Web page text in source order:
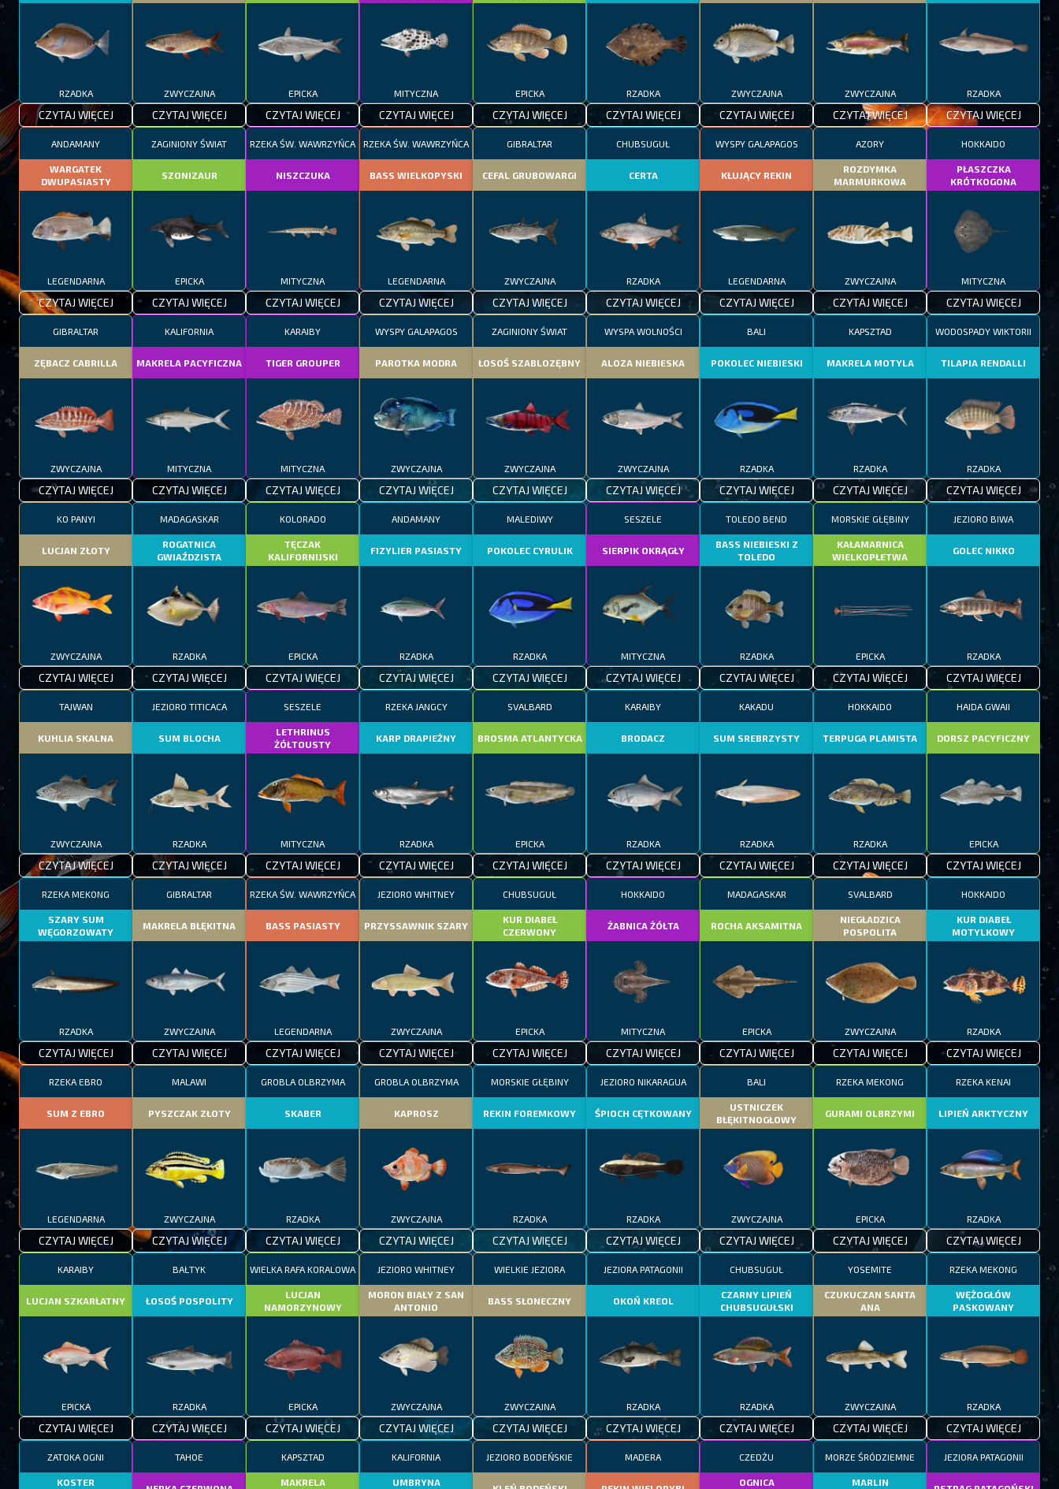
RZADKA
CZYTAJ WIĘCEJ
ZWYCZAJNA
CZYTAJ WIĘCEJ
EPICKA
CZYTAJ WIĘCEJ
MITYCZNA
CZYTAJ WIĘCEJ
EPICKA
CZYTAJ WIĘCEJ
RZADKA
CZYTAJ WIĘCEJ
ZWYCZAJNA
CZYTAJ WIĘCEJ
ZWYCZAJNA
CZYTAJ WIĘCEJ
RZADKA
CZYTAJ WIĘCEJ
ANDAMANY
WARGATEK
DWUPASIASTY
LEGENDARNA
CZYTAJ WIĘCEJ
ZAGINIONY ŚWIAT
SZONIZAUR
EPICKA
CZYTAJ WIĘCEJ
RZEKA ŚW. WAWRZYŃCA
NISZCZUKA
MITYCZNA
CZYTAJ WIĘCEJ
RZEKA ŚW. WAWRZYŃCA
BASS WIELKOPYSKI
LEGENDARNA
CZYTAJ WIĘCEJ
GIBRALTAR
CEFAL GRUBOWARGI
ZWYCZAJNA
CZYTAJ WIĘCEJ
CHUBSUGUŁ
CERTA
RZADKA
CZYTAJ WIĘCEJ
WYSPY GALAPAGOS
KŁUJĄCY REKIN
LEGENDARNA
CZYTAJ WIĘCEJ
AZORY
ROZDYMKA
MARMURKOWA
ZWYCZAJNA
CZYTAJ WIĘCEJ
HOKKAIDO
PŁASZCZKA
KRÓTKOGONA
MITYCZNA
CZYTAJ WIĘCEJ
GIBRALTAR
ZĘBACZ CABRILLA
ZWYCZAJNA
CZYTAJ WIĘCEJ
KALIFORNIA
MAKRELA PACYFICZNA
MITYCZNA
CZYTAJ WIĘCEJ
KARAIBY
TIGER GROUPER
MITYCZNA
CZYTAJ WIĘCEJ
WYSPY GALAPAGOS
PAROTKA MODRA
ZWYCZAJNA
CZYTAJ WIĘCEJ
ZAGINIONY ŚWIAT
ŁOSOŚ SZABLOZĘBNY
ZWYCZAJNA
CZYTAJ WIĘCEJ
WYSPA WOLNOŚCI
ALOZA NIEBIESKA
ZWYCZAJNA
CZYTAJ WIĘCEJ
BALI
POKOLEC NIEBIESKI
RZADKA
CZYTAJ WIĘCEJ
KAPSZTAD
MAKRELA MOTYLA
RZADKA
CZYTAJ WIĘCEJ
WODOSPADY WIKTORII
TILAPIA RENDALLI
RZADKA
CZYTAJ WIĘCEJ
KO PANYI
LUCJAN ZŁOTY
ZWYCZAJNA
CZYTAJ WIĘCEJ
MADAGASKAR
ROGATNICA
GWIAŹDZISTA
RZADKA
CZYTAJ WIĘCEJ
KOLORADO
TĘCZAK
KALIFORNIJSKI
EPICKA
CZYTAJ WIĘCEJ
ANDAMANY
FIZYLIER PASIASTY
RZADKA
CZYTAJ WIĘCEJ
MALEDIWY
POKOLEC CYRULIK
RZADKA
CZYTAJ WIĘCEJ
SESZELE
SIERPIK OKRĄGŁY
MITYCZNA
CZYTAJ WIĘCEJ
TOLEDO BEND
BASS NIEBIESKI Z
TOLEDO
RZADKA
CZYTAJ WIĘCEJ
MORSKIE GŁĘBINY
KAŁAMARNICA
WIELKOPŁETWA
EPICKA
CZYTAJ WIĘCEJ
JEZIORO BIWA
GOLEC NIKKO
RZADKA
CZYTAJ WIĘCEJ
TAJWAN
KUHLIA SKALNA
ZWYCZAJNA
CZYTAJ WIĘCEJ
JEZIORO TITICACA
SUM BLOCHA
RZADKA
CZYTAJ WIĘCEJ
SESZELE
LETHRINUS
ŻÓŁTOUSTY
MITYCZNA
CZYTAJ WIĘCEJ
RZEKA JANGCY
KARP DRAPIEŻNY
RZADKA
CZYTAJ WIĘCEJ
SVALBARD
BROSMA ATLANTYCKA
EPICKA
CZYTAJ WIĘCEJ
KARAIBY
BRODACZ
RZADKA
CZYTAJ WIĘCEJ
KAKADU
SUM SREBRZYSTY
RZADKA
CZYTAJ WIĘCEJ
HOKKAIDO
TERPUGA PLAMISTA
RZADKA
CZYTAJ WIĘCEJ
HAIDA GWAII
DORSZ PACYFICZNY
EPICKA
CZYTAJ WIĘCEJ
RZEKA MEKONG
SZARY SUM
WĘGORZOWATY
RZADKA
CZYTAJ WIĘCEJ
GIBRALTAR
MAKRELA BŁĘKITNA
ZWYCZAJNA
CZYTAJ WIĘCEJ
RZEKA ŚW. WAWRZYŃCA
BASS PASIASTY
LEGENDARNA
CZYTAJ WIĘCEJ
JEZIORO WHITNEY
PRZYSSAWNIK SZARY
ZWYCZAJNA
CZYTAJ WIĘCEJ
CHUBSUGUŁ
KUR DIABEŁ
CZERWONY
EPICKA
CZYTAJ WIĘCEJ
HOKKAIDO
ŻABNICA ŻÓŁTA
MITYCZNA
CZYTAJ WIĘCEJ
MADAGASKAR
ROCHA AKSAMITNA
EPICKA
CZYTAJ WIĘCEJ
SVALBARD
NIEGŁADZICA
POSPOLITA
ZWYCZAJNA
CZYTAJ WIĘCEJ
HOKKAIDO
KUR DIABEŁ
MOTYLKOWY
RZADKA
CZYTAJ WIĘCEJ
RZEKA EBRO
SUM Z EBRO
LEGENDARNA
CZYTAJ WIĘCEJ
MALAWI
PYSZCZAK ZŁOTY
ZWYCZAJNA
CZYTAJ WIĘCEJ
GROBLA OLBRZYMA
SKABER
RZADKA
CZYTAJ WIĘCEJ
GROBLA OLBRZYMA
KAPROSZ
ZWYCZAJNA
CZYTAJ WIĘCEJ
MORSKIE GŁĘBINY
REKIN FOREMKOWY
RZADKA
CZYTAJ WIĘCEJ
JEZIORO NIKARAGUA
ŚPIOCH CĘTKOWANY
RZADKA
CZYTAJ WIĘCEJ
BALI
USTNICZEK
BŁĘKITNOGŁOWY
ZWYCZAJNA
CZYTAJ WIĘCEJ
RZEKA MEKONG
GURAMI OLBRZYMI
EPICKA
CZYTAJ WIĘCEJ
RZEKA KENAI
LIPIEŃ ARKTYCZNY
RZADKA
CZYTAJ WIĘCEJ
KARAIBY
LUCJAN SZKARŁATNY
EPICKA
CZYTAJ WIĘCEJ
BAŁTYK
ŁOSOŚ POSPOLITY
RZADKA
CZYTAJ WIĘCEJ
WIELKA RAFA KORALOWA
LUCJAN
NAMORZYNOWY
EPICKA
CZYTAJ WIĘCEJ
JEZIORO WHITNEY
MORON BIAŁY Z SAN
ANTONIO
ZWYCZAJNA
CZYTAJ WIĘCEJ
WIELKIE JEZIORA
BASS SŁONECZNY
ZWYCZAJNA
CZYTAJ WIĘCEJ
JEZIORA PATAGONII
OKOŃ KREOL
RZADKA
CZYTAJ WIĘCEJ
CHUBSUGUŁ
CZARNY LIPIEŃ
CHUBSUGUŁSKI
RZADKA
CZYTAJ WIĘCEJ
YOSEMITE
CZUKUCZAN SANTA
ANA
ZWYCZAJNA
CZYTAJ WIĘCEJ
RZEKA MEKONG
WĘŻOGŁÓW
PASKOWANY
RZADKA
CZYTAJ WIĘCEJ
ZATOKA OGNI
KOSTER
TAHOE KAPSZTAD
MAKRELA
KALIFORNIA
UMBRYNA
JEZIORO BODEŃSKIE MADERA CZEDŻU
OGNICA
MORZE ŚRÓDZIEMNE
MARLIN
JEZIORA PATAGONII